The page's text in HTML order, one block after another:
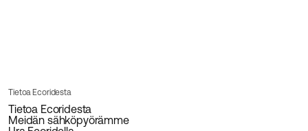
Tietoa Ecoridesta
Tietoa Ecoridesta
Meidän sähköpyörämme